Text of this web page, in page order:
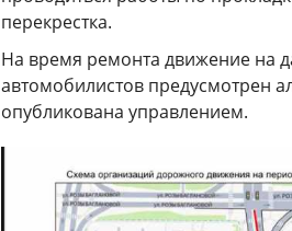
перекрестка.
На время ремонта движение на
автомобилистов предусмотрен
опубликована управлением.